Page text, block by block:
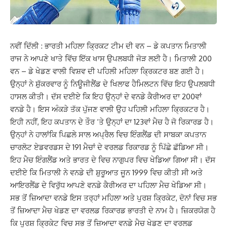
ਨਵੀਂ ਦਿੱਲੀ : ਭਾਰਤੀ ਮਹਿਲਾ ਕ੍ਰਿਕਟ ਟੀਮ ਦੀ ਵਨ – ਡੇ ਕਪਤਾਨ ਮਿਤਾਲੀ
ਰਾਜ ਨੇ ਆਪਣੇ ਖਾਤੇ ਵਿੱਚ ਇੱਕ ਖਾਸ ਉਪਲਬਧੀ ਜੋੜ ਲਈ ਹੈ। ਮਿਤਾਲੀ 200
ਵਨ – ਡੇ ਖੇਡਣ ਵਾਲੀ ਵਿਸ਼ਵ ਦੀ ਪਹਿਲੀ ਮਹਿਲਾ ਕ੍ਰਿਕਟਰ ਬਣ ਗਈ ਹੈ।
ਉਨ੍ਹਾਂ ਨੇ ਸ਼ੁੱਕਰਵਾਰ ਨੂੰ ਨਿਊਜੀਲੈਂਡ ਦੇ ਖਿਲਾਫ ਹੈਮਿਲਟਨ ਵਿੱਚ ਇਹ ਉਪਲਬਧੀ
ਹਾਸਲ ਕੀਤੀ। ਦੱਸ ਦਈਏ ਕਿ ਇਹ ਉਨ੍ਹਾਂ ਦੇ ਵਨਡੇ ਕੈਰੀਅਰ ਦਾ 200ਵਾਂ
ਵਨਡੇ ਹੈ। ਇਸ ਅੰਕੜੇ ਤੱਕ ਪੁੱਜਣ ਵਾਲੀ ਉਹ ਪਹਿਲੀ ਮਹਿਲਾ ਕ੍ਰਿਕਟਰ ਹੈ।
ਇਹੀ ਨਹੀਂ, ਇਹ ਕਪਤਾਨ ਦੇ ਤੌਰ ‘ਤੇ ਉਨ੍ਹਾਂ ਦਾ 123ਵਾਂ ਮੈਚ ਹੈ ਜੋ ਰਿਕਾਰਡ ਹੈ।
ਉਨ੍ਹਾਂ ਨੇ ਹਾਲਾਂਕਿ ਪਿਛਲੇ ਸਾਲ ਅਪ੍ਰੈਲ ਵਿਚ ਇੰਗਲੈਂਡ ਦੀ ਸਾਬਕਾ ਕਪਤਾਨ
ਚਾਰਲੋਟ ਏਡਵਰਡਸ ਦੇ 191 ਮੈਚਾਂ ਦੇ ਵਰਲਡ ਰਿਕਾਰਡ ਨੂੰ ਪਿੱਛੇ ਛੱਡਿਆ ਸੀ।
ਇਹ ਮੈਚ ਇੰਗਲੈਂਡ ਅਤੇ ਭਾਰਤ ਦੇ ਵਿਚ ਨਾਗੁਪਰ ਵਿਚ ਖੇਡਿਆ ਗਿਆ ਸੀ। ਦੱਸ
ਦਈਏ ਕਿ ਮਿਤਾਲੀ ਨੇ ਵਨਡੇ ਦੀ ਸ਼ੁਰੂਆਤ ਜੂਨ 1999 ਵਿਚ ਕੀਤੀ ਸੀ ਅਤੇ
ਆਇਰਲੈਂਡ ਦੇ ਵਿਰੁੱਧ ਆਪਣੇ ਵਨਡੇ ਕੈਰੀਅਰ ਦਾ ਪਹਿਲਾ ਮੈਚ ਖੇਡਿਆ ਸੀ।
ਸਭ ਤੋਂ ਜ਼ਿਆਦਾ ਵਨਡੇ ਇਸ ਤਰ੍ਹਾਂ ਮਹਿਲਾ ਅਤੇ ਪੁਰਸ਼ ਕ੍ਰਿਕੇਟ, ਦੋਨਾਂ ਵਿਚ ਸਭ
ਤੋਂ ਜ਼ਿਆਦਾ ਮੈਚ ਖੇਡਣ ਦਾ ਵਰਲਡ ਰਿਕਾਰਡ ਭਾਰਤੀ ਦੇ ਨਾਮ ਹੈ। ਜ਼ਿਕਰਯੋਗ ਹੈ
ਕਿ ਪੁਰਸ਼ ਕ੍ਰਿਕੇਟ ਵਿਚ ਸਭ ਤੋਂ ਜ਼ਿਆਦਾ ਵਨਡੇ ਮੈਚ ਖੇਡਣ ਦਾ ਵਰਲਡ